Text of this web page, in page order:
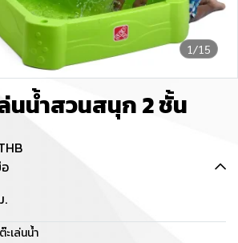
1/15
นน้ำสวนสนุก 2 ชั้น
.
ะเล่นน้ำ